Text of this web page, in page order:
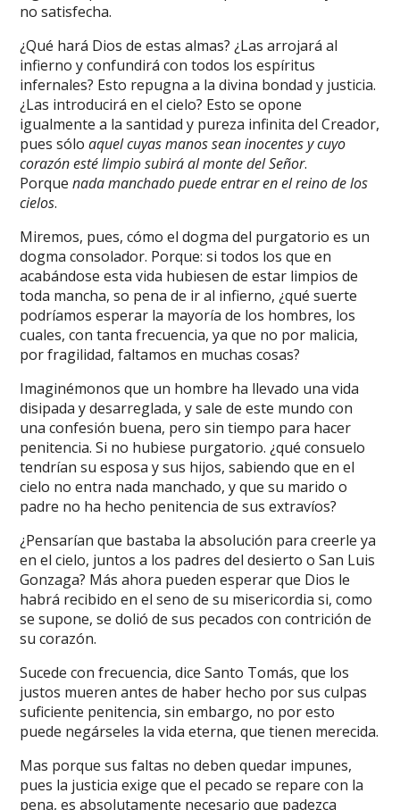
no satisfecha.
¿Qué hará Dios de estas almas? ¿Las arrojará al
infierno y confundirá con todos los espíritus
infernales? Esto repugna a la divina bondad y justicia.
¿Las introducirá en el cielo? Esto se opone
igualmente a la santidad y pureza infinita del Creador,
pues sóloaquel cuyas manos sean inocentes y cuyo
corazón esté limpio subiráal monte del Señor.
Porquenada manchado puede entrar en el reino de los
cielos.
Miremos, pues, cómo el dogma del purgatorio es un
dogma consolador. Porque: si todos los que en
acabándose esta vida hubiesen de estar limpios de
toda mancha, so pena de ir al infierno, ¿qué suerte
podríamos esperar la mayoría de los hombres, los
cuales, con tanta frecuencia, ya que no por malicia,
por fragilidad, faltamos en muchas cosas?
Imaginémonos que un hombre ha llevado una vida
disipada y desarreglada, y sale de este mundo con
una confesión buena, pero sin tiempo para hacer
penitencia. Si no hubiese purgatorio. ¿qué consuelo
tendrían su esposa y sus hijos, sabiendo que en el
cielo no entra nada manchado, y que su marido o
padre no ha hecho penitencia de sus extravíos?
¿Pensarían que bastaba la absolución para creerle ya
en el cielo, juntos a los padres del desierto o San Luis
Gonzaga? Más ahora pueden esperar que Dios le
habrá recibido en el seno de su misericordia si, como
se supone, se dolió de sus pecados con contrición de
su corazón.
Sucede con frecuencia, dice Santo Tomás, que los
justos mueren antes de haber hecho por sus culpas
suficiente penitencia, sin embargo, no por esto
puede negárseles la vida eterna, que tienen merecida.
Mas porque sus faltas no deben quedar impunes,
pues la justicia exige que el pecado se repare con la
pena, es absolutamente necesario que padezca